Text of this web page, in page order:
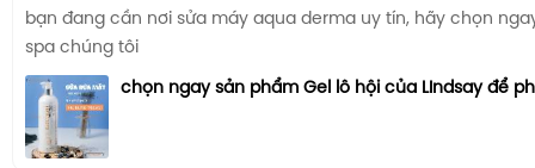
bạn đang cần nơi sửa máy aqua derma uy tín, hãy chọn
spa chúng tôi
chọn ngay sản phẩm Gel lô hội của LIndsay để